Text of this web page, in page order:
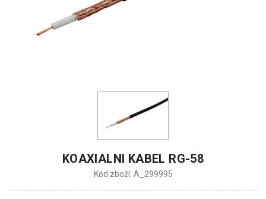
KOAXIALNI KABEL RG-58
Kód zboží: A_299995